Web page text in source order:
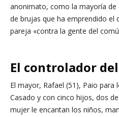
anonimato, como la mayoría de
de brujas que ha emprendido el
pareja «contra la gente del
El controlador
El mayor, Rafael (51), Paio para
Casado y con cinco hijos, dos
mujer le encantan los niños,